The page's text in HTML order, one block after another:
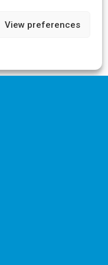
View preferences